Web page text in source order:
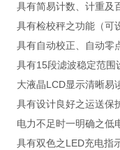
具有简易计数、计重及
具有检校秤之功能（可
具有自动校正、自动零
具有15段滤波稳定范围
大液晶LCD显示清晰易
具有设计良好之运送保
电力不足时一明确之低
具有双色之LED充电指